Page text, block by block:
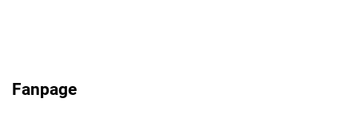
Fanpage